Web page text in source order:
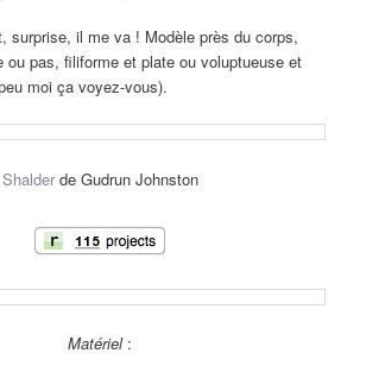
surprise, il me va ! Modèle près du corps,
ou pas, filiforme et plate ou voluptueuse et
moi ça voyez-vous).
Shalderde Gudrun Johnston
Matériel: